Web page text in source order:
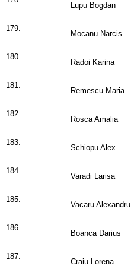
Lupu Bogdan
179.
Mocanu Narcis
180.
Radoi Karina
181.
Remescu Maria
182.
Rosca Amalia
183.
Schiopu Alex
184.
Varadi Larisa
185.
Vacaru Alexandru
186.
Boanca Darius
187.
Craiu Lorena